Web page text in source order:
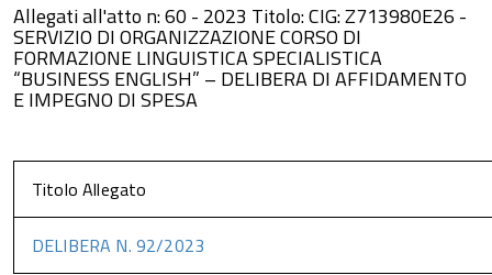
Allegati all'atto n: 60 - 2023 Titolo: CIG: Z713980E26 -
SERVIZIO DI ORGANIZZAZIONE CORSO DI
FORMAZIONE LINGUISTICA SPECIALISTICA
“BUSINESS ENGLISH” – DELIBERA DI AFFIDAMENTO
E IMPEGNO DI SPESA
Titolo Allegato
DELIBERA N. 92/2023